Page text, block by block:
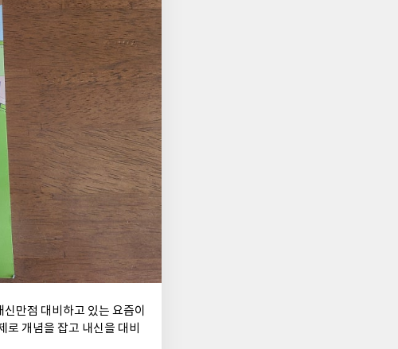
만점 대비하고 있는 요즘이
개념을 잡고 내신을 대비